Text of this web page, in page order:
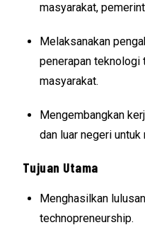
masyarakat,
Melaksanakan
penerapan teknologi
masyarakat.
Mengembangkan
dan luar negeri
Tujuan Utama
Menghasilkan
technopreneurship.